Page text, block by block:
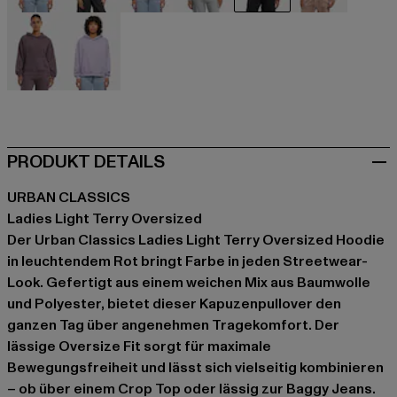
beige beige
PRODUKT DETAILS
URBAN CLASSICS
Ladies Light Terry Oversized
Der Urban Classics Ladies Light Terry Oversized Hoodie
in leuchtendem Rot bringt Farbe in jeden Streetwear-
Look. Gefertigt aus einem weichen Mix aus Baumwolle
und Polyester, bietet dieser Kapuzenpullover den
ganzen Tag über angenehmen Tragekomfort. Der
lässige Oversize Fit sorgt für maximale
Bewegungsfreiheit und lässt sich vielseitig kombinieren
– ob über einem Crop Top oder lässig zur Baggy Jeans.